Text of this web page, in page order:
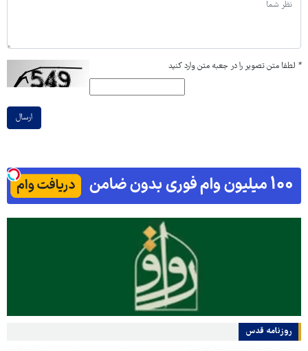
* لطفا متن تصویر را در جعبه متن وارد کنید
ارسال
روزنامه قدس